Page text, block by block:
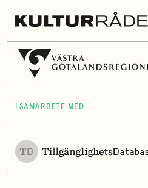
I SAMARBETE MED